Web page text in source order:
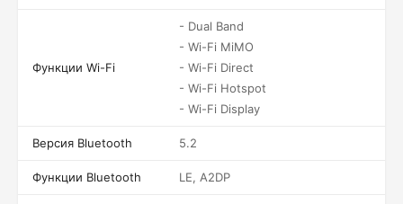
Функции Wi-Fi
- Dual Band
- Wi-Fi MiMO
- Wi-Fi Direct
- Wi-Fi Hotspot
- Wi-Fi Display
Версия Bluetooth 5.2
Функции Bluetooth LE, A2DP